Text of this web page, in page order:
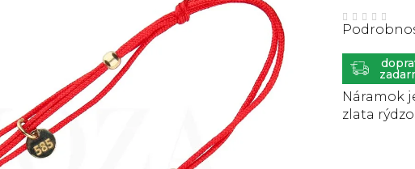
Náramok
zlata
Priemerné
produktu
0,0